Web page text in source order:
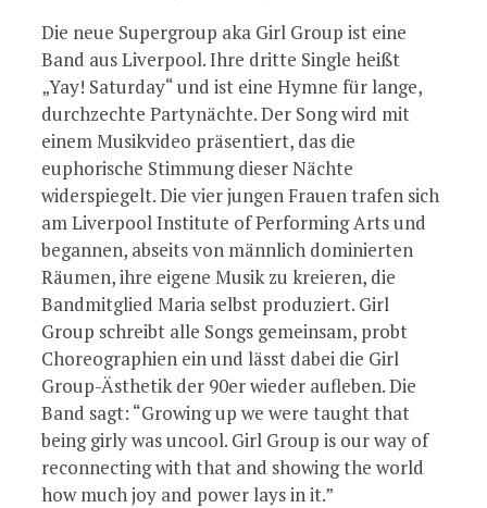
Die neue Supergroup aka Girl Group ist eine
Band aus Liverpool. Ihre dritte Single heißt
„Yay! Saturday“ und ist eine Hymne für lange,
durchzechte Partynächte. Der Song wird mit
einem Musikvideo präsentiert, das die
euphorische Stimmung dieser Nächte
widerspiegelt. Die vier jungen Frauen trafen sich
am Liverpool Institute of Performing Arts und
begannen, abseits von männlich dominierten
Räumen, ihre eigene Musik zu kreieren, die
Bandmitglied Maria selbst produziert. Girl
Group schreibt alle Songs gemeinsam, probt
Choreographien ein und lässt dabei die Girl
Group-Ästhetik der 90er wieder aufleben. Die
Band sagt: “Growing up we were taught that
being girly was uncool. Girl Group is our way of
reconnecting with that and showing the world
how much joy and power lays in it.”